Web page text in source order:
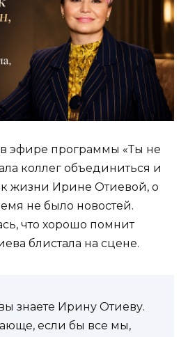
эфире программы «Ты не
коллег объединиться и
жизни Ирине Отиевой, о
не было новостей.
что хорошо помнит
блистала на сцене.
знаете Ирину Отиеву.
если бы все мы,